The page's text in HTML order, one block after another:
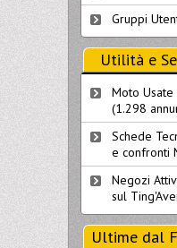
Gruppi
Utilità e
Moto Usate
(1.298
Schede
e confronti
Negozi
sul
Ultime dal